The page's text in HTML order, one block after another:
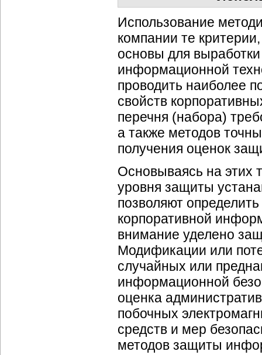
Использование
компании те
основы для
информационной
проводить наиболее
свойств
перечня (набора)
а также методов
получения оценок
Основываясь на этих
уровня защиты
позволяют
корпоративной
внимание уделено
Модификации или
случайных или
информационной
оценка
побочных
средств и мер
методов защиты